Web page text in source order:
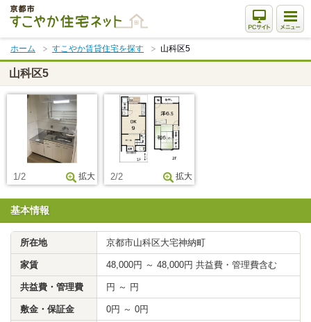
本
文
ま
で
ス
キ
ホーム すこやか賃貸住宅を探す 山科区5
山科区5
1/2 拡大 2/2 拡大
基本情報
所在地 京都市山科区大宅神納町
家賃 48,000円 ～ 48,000円 共益費・管理費含む
共益費・管理費 円 ～ 円
敷金・保証金 0円 ～ 0円